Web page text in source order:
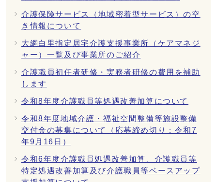
介護保険サービス（地域密着型サービス）の空
き情報について
大網白里指定居宅介護支援事業所（ケアマネジ
ャー）一覧及び事業所のご紹介
介護職員初任者研修・実務者研修の費用を補助
します
令和8年度介護職員等処遇改善加算について
令和8年度地域介護・福祉空間整備等施設整備
交付金の募集について（応募締め切り：令和7
年9月16日）
令和6年度介護職員処遇改善加算、介護職員等
特定処遇改善加算及び介護職員等ベースアップ